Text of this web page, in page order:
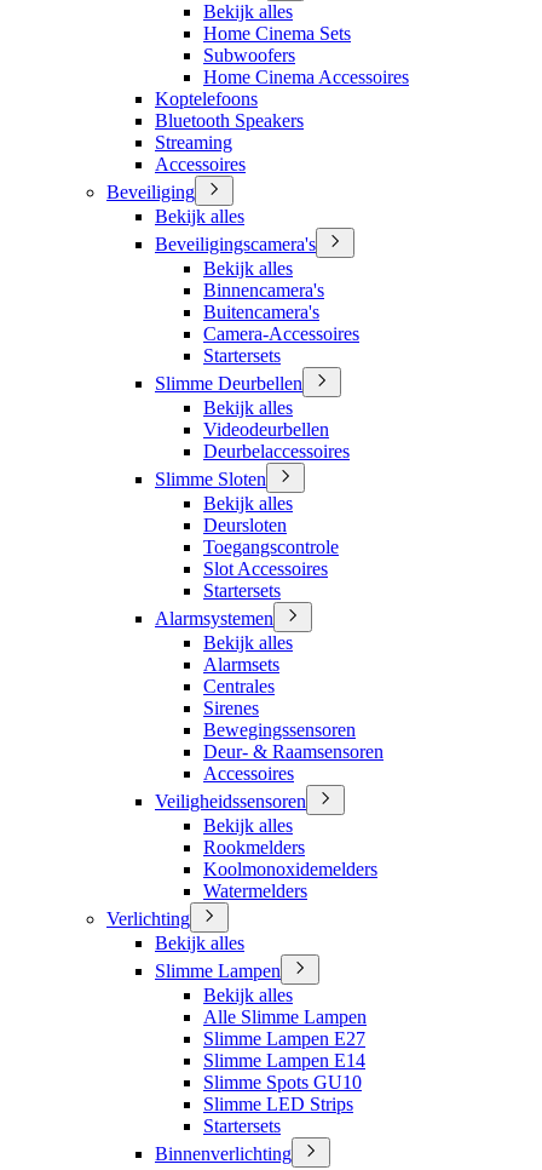
Bekijk alles
Home Cinema Sets
Subwoofers
Home Cinema Accessoires
Koptelefoons
Bluetooth Speakers
Streaming
Accessoires
Beveiliging
Bekijk alles
Beveiligingscamera's
Bekijk alles
Binnencamera's
Buitencamera's
Camera-Accessoires
Startersets
Slimme Deurbellen
Bekijk alles
Videodeurbellen
Deurbelaccessoires
Slimme Sloten
Bekijk alles
Deursloten
Toegangscontrole
Slot Accessoires
Startersets
Alarmsystemen
Bekijk alles
Alarmsets
Centrales
Sirenes
Bewegingssensoren
Deur- & Raamsensoren
Accessoires
Veiligheidssensoren
Bekijk alles
Rookmelders
Koolmonoxidemelders
Watermelders
Verlichting
Bekijk alles
Slimme Lampen
Bekijk alles
Alle Slimme Lampen
Slimme Lampen E27
Slimme Lampen E14
Slimme Spots GU10
Slimme LED Strips
Startersets
Binnenverlichting